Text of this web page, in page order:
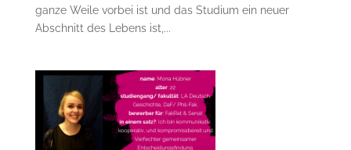
ganze Weile vorbei ist und das Studium ein neuer
Abschnitt des Lebens ist,...